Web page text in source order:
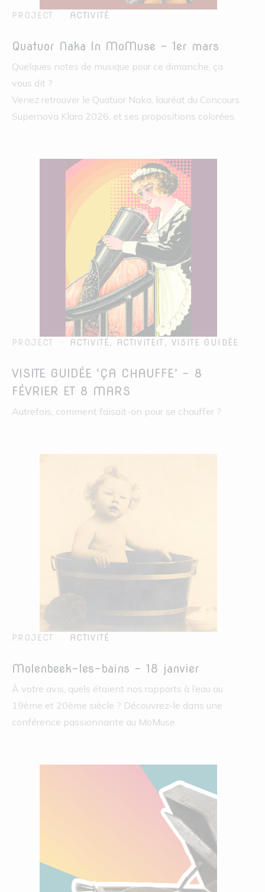
PROJECT ACTIVITÉ
Quatuor Naka In MoMuse – 1er mars
Quelques notes de musique pour ce dimanche, ça
vous dit ?
Venez retrouver le Quatuor Naka, lauréat du Concours
Supernova Klara 2026, et ses propositions colorées.
PROJECT ACTIVITÉ, ACTIVITEIT, VISITE GUIDÉE
VISITE GUIDÉE ‘ÇA CHAUFFE’ – 8
FÉVRIER ET 8 MARS
Autrefois, comment faisait-on pour se chauffer ?
PROJECT ACTIVITÉ
Molenbeek-les-bains – 18 janvier
À votre avis, quels étaient nos rapports à l’eau au
19ème et 20ème siècle ? Découvrez-le dans une
conférence passionnante au MoMuse.